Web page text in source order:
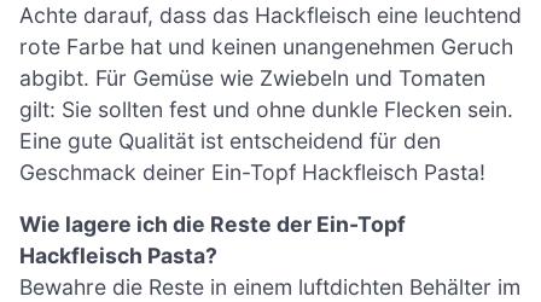
Achte darauf, dass das Hackfleisch eine leuchtend
rote Farbe hat und keinen unangenehmen Geruch
abgibt. Für Gemüse wie Zwiebeln und Tomaten
gilt: Sie sollten fest und ohne dunkle Flecken sein.
Eine gute Qualität ist entscheidend für den
Geschmack deiner Ein-Topf Hackfleisch Pasta!
Wie lagere ich die Reste der Ein-Topf
Hackfleisch Pasta?
Bewahre die Reste in einem luftdichten Behälter im